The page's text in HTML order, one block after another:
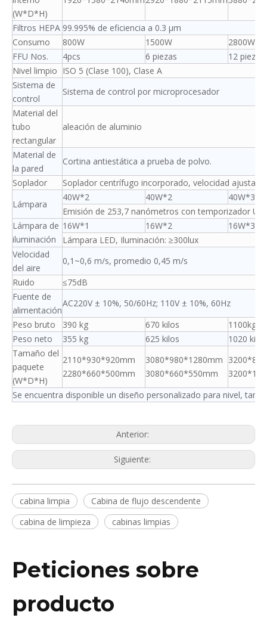
(W*D*H)
Filtros HEPA 99.995% de eficiencia a 0.3 μm
Consumo
800W 1500W
2800W
FFU Nos.
4pcs 6 piezas
12 piezas
Nivel limpio ISO 5 (Clase 100), Clase A
Sistema de
control
Sistema de control por microprocesador
Material del
tubo
rectangular
aleación de aluminio
Material de
la pared
Cortina antiestática a prueba de polvo.
Soplador
Soplador centrífugo incorporado, velocidad ajustable
Lámpara
40W*2 40W*2
40W*3
Emisión de 253,7 nanómetros con temporizador UV
Lámpara de
iluminación
16W*1 16W*2
16W*3
Lámpara LED, Iluminación: ≥300lux
Velocidad
del aire
0,1~0,6 m/s, promedio 0,45 m/s
Ruido
≤75dB
Fuente de
alimentación
AC220V ± 10%, 50/60Hz; 110V ± 10%, 60Hz
Peso bruto
390 kg 670 kilos
1100kg
Peso neto
355 kg 625 kilos
1020 kilos
Tamaño del
paquete
(W*D*H)
2110*930*920mm
2280*660*500mm
3080*980*1280mm
3080*660*550mm
Se encuentra disponible un diseño personalizado para nivel,
Anterior:
Siguiente:
cabina limpia
Cabina de flujo descendente
cabina de limpieza
cabinas limpias
Peticiones sobre
producto